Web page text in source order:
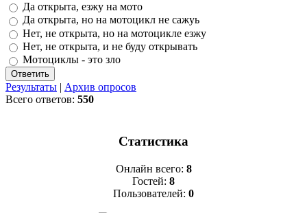
Да открыта, езжу на мото
Да открыта, но на мотоцикл не сажуь
Нет, не открыта, но на мотоцикле езжу
Нет, не открыта, и не буду открывать
Мотоциклы - это зло
Результаты | Архив опросов
Всего ответов: 550
Статистика
Онлайн всего: 8
Гостей: 8
Пользователей: 0